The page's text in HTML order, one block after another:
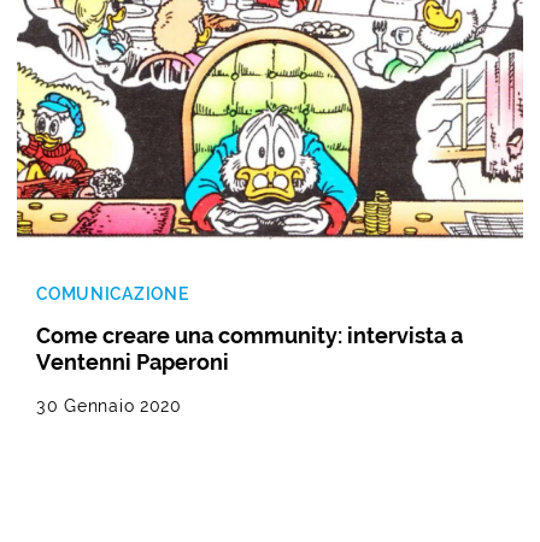
COMUNICAZIONE
Come creare una community: intervista a
Ventenni Paperoni
30 Gennaio 2020